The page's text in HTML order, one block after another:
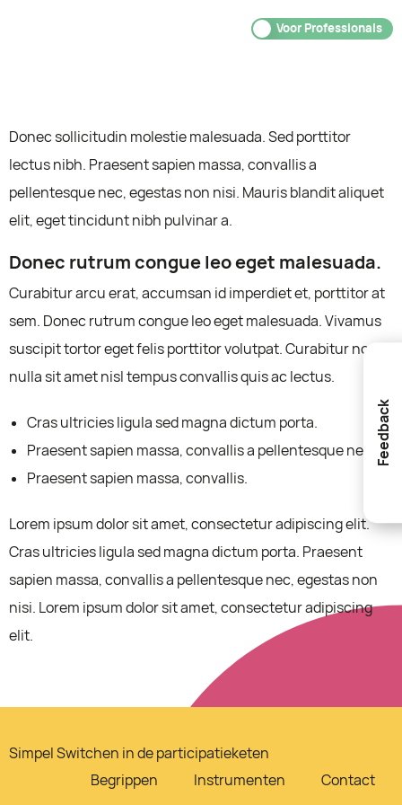
Feedback
Voor Professionals
Donec sollicitudin molestie malesuada. Sed porttitor
lectus nibh. Praesent sapien massa, convallis a
pellentesque nec, egestas non nisi. Mauris blandit aliquet
elit, eget tincidunt nibh pulvinar a.
Donec rutrum congue leo eget malesuada.
Curabitur arcu erat, accumsan id imperdiet et, porttitor at
sem. Donec rutrum congue leo eget malesuada. Vivamus
suscipit tortor eget felis porttitor volutpat. Curabitur non
nulla sit amet nisl tempus convallis quis ac lectus.
Cras ultricies ligula sed magna dictum porta.
Praesent sapien massa, convallis a pellentesque nec.
Praesent sapien massa, convallis.
Lorem ipsum dolor sit amet, consectetur adipiscing elit.
Cras ultricies ligula sed magna dictum porta. Praesent
sapien massa, convallis a pellentesque nec, egestas non
nisi. Lorem ipsum dolor sit amet, consectetur adipiscing
elit.
Simpel Switchen in de participatieketen
Begrippen
Instrumenten
Contact